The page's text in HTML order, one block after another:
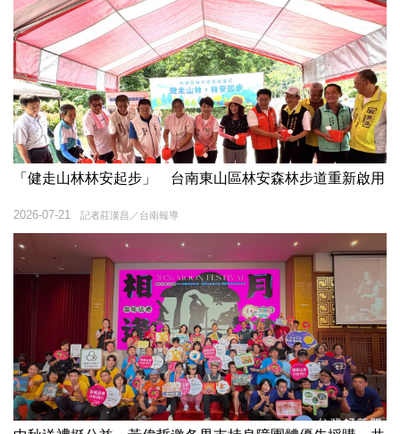
「健走山林林安起步」 台南東山區林安森林步道重新啟用
記者莊漢昌／台南報導
2026-07-21